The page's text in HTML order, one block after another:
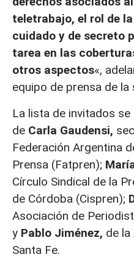
teletrabajo, el rol de
cuidado y de secreto
tarea en las
otros aspectos«,
equipo de prensa de la
La lista de invitados
de Carla Gaudensi,
Federación Argentina
Prensa (Fatpren);
Círculo Sindical de la
de Córdoba (Cispren);
Asociación de
y Pablo Jiménez, de
Santa Fe.